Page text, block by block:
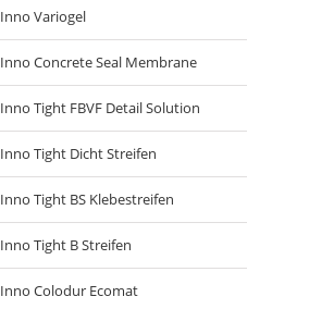
Inno Variogel
Inno Concrete Seal Membrane
Inno Tight FBVF Detail Solution
Inno Tight Dicht Streifen
Inno Tight BS Klebestreifen
Inno Tight B Streifen
Inno Colodur Ecomat